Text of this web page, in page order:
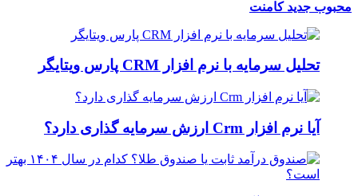
محبوب جدیدکامنت
تحلیل سرمایه با نرم افزار CRM پارس ویتایگر
آیا نرم افزار Crm ارزش سرمایه گذاری دارد؟